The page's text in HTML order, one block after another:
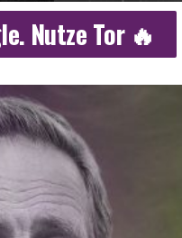
Nutze Tor 🔥